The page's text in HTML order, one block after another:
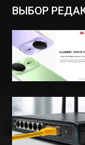
ВЫБОР